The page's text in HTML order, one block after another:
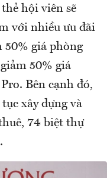
hội viên sẽ
với nhiều ưu đãi
50% giá phòng
50% giá
Bên cạnh đó,
xây dựng và
74 biệt thự